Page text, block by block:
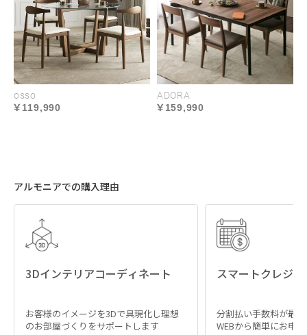
計算されたサイズ設計
osso
119,990
ADORA
159,990
アルモニアでの購入理由
3Dインテリアコーディネート
お客様のイメージを3Dで具現化し理想
のお部屋づくりをサポートします
スマートクレジ
分割払い手数料が最
WEBから簡単にお申